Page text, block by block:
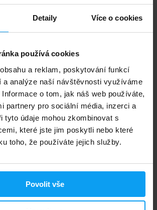
Detaily Více o cookies
používá cookies
a reklam, poskytování funkcí
a analýze naší návštěvnosti využíváme
o tom, jak náš web používáte,
partnery pro sociální média, inzerci a
tyto údaje mohou zkombinovat s
které jste jim poskytli nebo které
toho, že používáte jejich služby.
Povolit vše
Vegan Protein 30 g
65 Kč
NA SKLADĚ